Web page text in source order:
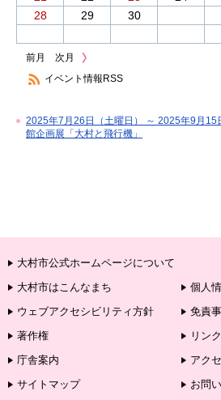
28
29 30
前月
次月
イベント情報RSS
2025年7月26日（土曜日） ～ 2025年9月15
館企画展「大村と飛行機」
大村市公式ホームページについて
大村市はこんなまち
個人
ウェブアクセシビリティ方針
免責
著作権
リン
庁舎案内
アク
サイトマップ
お問